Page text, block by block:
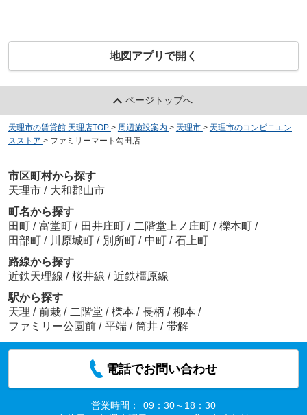
地図アプリで開く
ページトップへ
天理市の賃貸館 天理店TOP > 周辺施設案内 > 天理市 > 天理市のコンビニエン
スストア > ファミリーマート勾田店
市区町村から探す
天理市 / 大和郡山市
町名から探す
田町 / 富堂町 / 田井庄町 / 二階堂上ノ庄町 / 櫟本町 /
田部町 / 川原城町 / 別所町 / 中町 / 石上町
路線から探す
近鉄天理線 / 桜井線 / 近鉄橿原線
駅から探す
天理 / 前栽 / 二階堂 / 櫟本 / 長柄 / 柳本 /
ファミリー公園前 / 平端 / 筒井 / 帯解
電話でお問い合わせ
営業時間：
09：30～18：30